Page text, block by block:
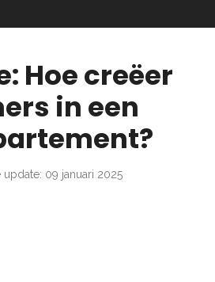
Hoe creëer
in een
update: 09 januari 2025